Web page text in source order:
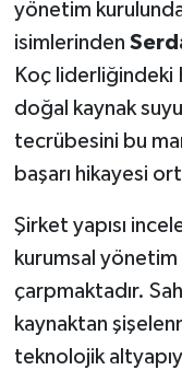
yönetim kurulunda
isimlerinden
Koç liderliğindeki
doğal kaynak
tecrübesini bu
başarı hikayesi
Şirket yapısı
kurumsal
çarpmaktadır.
kaynaktan
teknolojik